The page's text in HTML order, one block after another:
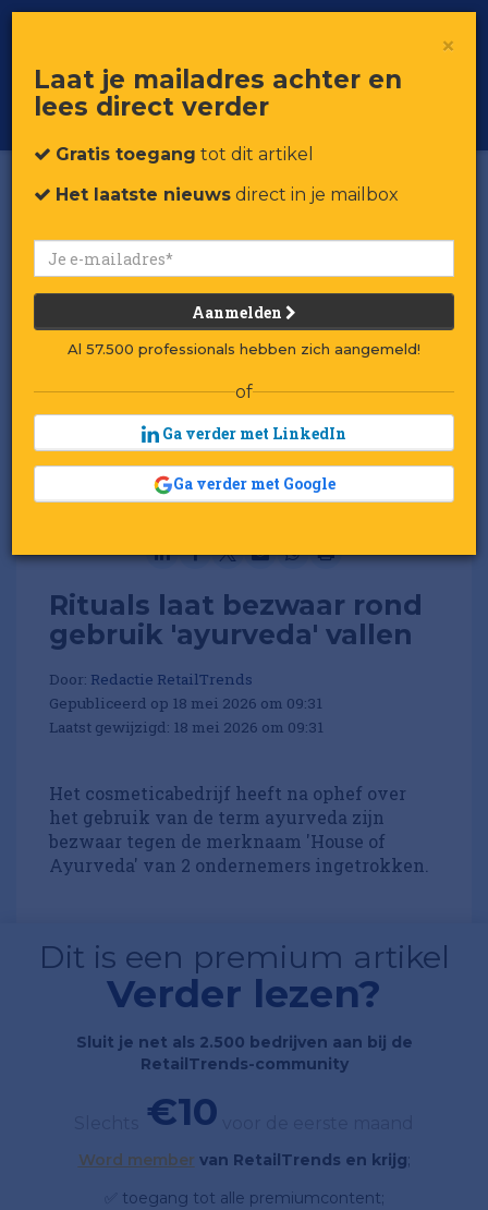
Voor professionals in retail & brands
Toggle
Rituals laat bezwaar rond
gebruik 'ayurveda' vallen
Door: Redactie RetailTrends
Gepubliceerd op 18 mei 2026 om 09:31
Laatst gewijzigd: 18 mei 2026 om 09:31
Het cosmeticabedrijf heeft na ophef over
het gebruik van de term ayurveda zijn
bezwaar tegen de merknaam 'House of
Ayurveda' van 2 ondernemers ingetrokken.
Dit is een premium artikel
Verder lezen?
Sluit je net als 2.500 bedrijven aan bij de
RetailTrends-community
€10
Word member van RetailTrends en krijg;
✅ toegang tot alle premiumcontent;
×
Laat je mailadres achter en
lees direct verder
Gratis toegang tot dit artikel
Het laatste nieuws direct in je mailbox
Aanmelden
Al 57.500 professionals hebben zich aangemeld!
of
Ga verder met LinkedIn
Ga verder met Google